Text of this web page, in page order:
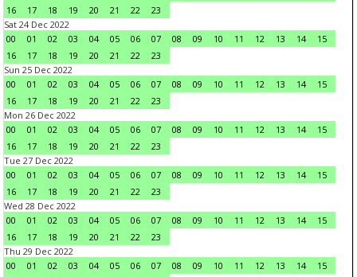
16
17 18 19 20 21 22
23
Sat 24 Dec 2022
00
01 02 03 04 05 06 07 08 09 10 11 12 13 14
15
16
17 18 19 20 21 22
23
Sun 25 Dec 2022
00
01 02 03 04 05 06 07 08 09 10 11 12 13 14
15
16
17 18 19 20 21 22
23
Mon 26 Dec 2022
00
01 02 03 04 05 06 07 08 09 10 11 12 13 14
15
16
17 18 19 20 21 22
23
Tue 27 Dec 2022
00
01 02 03 04 05 06 07 08 09 10 11 12 13 14
15
16
17 18 19 20 21 22
23
Wed 28 Dec 2022
00
01 02 03 04 05 06 07 08 09 10 11 12 13 14
15
16
17 18 19 20 21 22
23
Thu 29 Dec 2022
00
01 02 03 04 05 06 07 08 09 10 11 12 13 14
15